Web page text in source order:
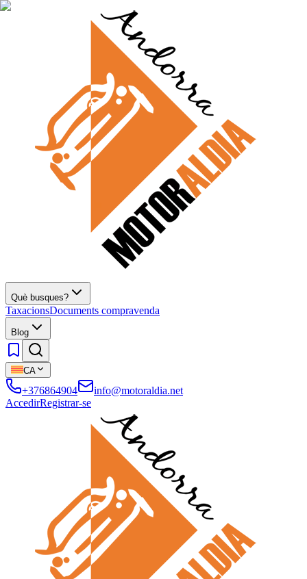
Què busques?
TaxacionsDocuments compravenda
Blog
CA
+376864904
info@motoraldia.net
AccedirRegistrar-se